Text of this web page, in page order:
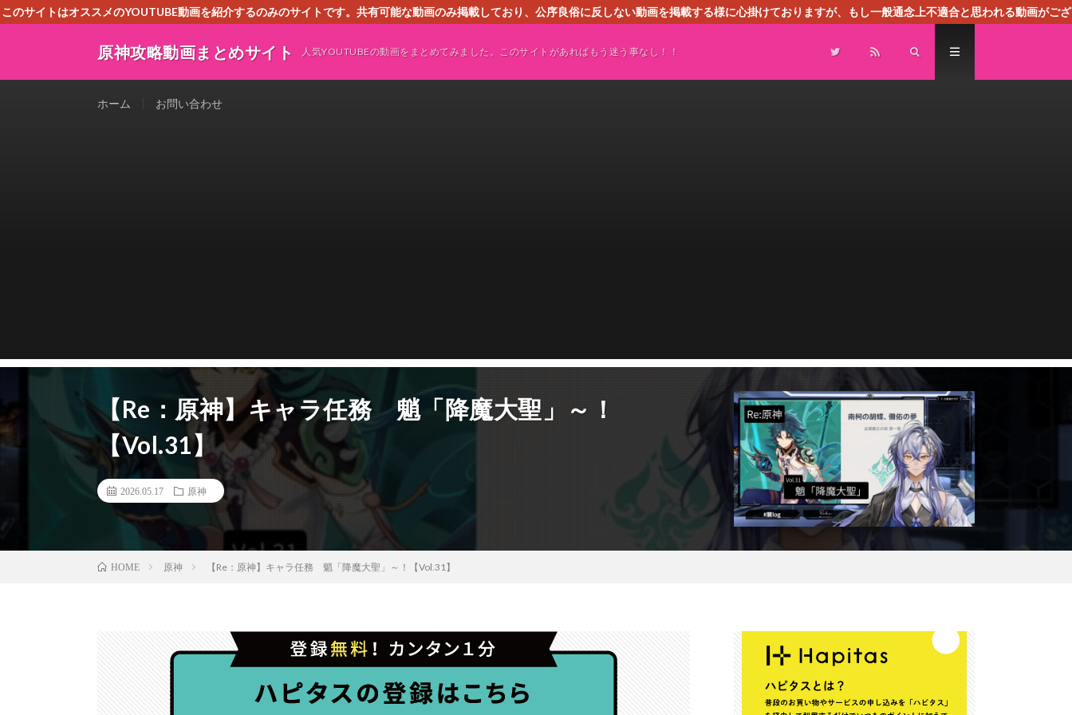
このサイトはオススメのYOUTUBE動画を紹介するのみのサイトです。共有可能な動画のみ掲載しており、公序良俗に反しない動画を掲載する様に心掛けておりますが、もし一般通念上不適合と思われる動画がござ
原神攻略動画まとめサイト 人気YOUTUBEの動画をまとめてみました。このサイトがあればもう迷う事なし！！
ホーム お問い合わせ
【Re：原神】キャラ任務 魈「降魔大聖」～！
【Vol.31】
2026.05.17 原神
HOME 原神 【Re：原神】キャラ任務 魈「降魔大聖」～！【Vol.31】